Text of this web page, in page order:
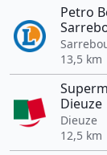
Petro
13,5 km
Dieuze
Dieuze
12,5 km